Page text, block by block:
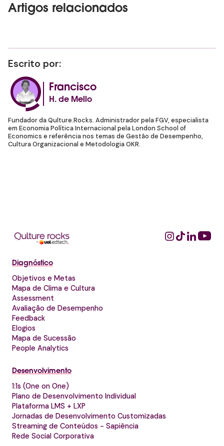
Artigos relacionados
Escrito por:
Francisco
H. de Mello
Fundador da Qulture.Rocks. Administrador pela FGV, especialista
em Economia Política Internacional pela London School of
Economics e referência nos temas de Gestão de Desempenho,
Cultura Organizacional e Metodologia OKR.
Diagnóstico
Objetivos e Metas
Mapa de Clima e Cultura
Assessment
Avaliação de Desempenho
Feedback
Elogios
Mapa de Sucessão
People Analytics
Desenvolvimento
1:1s (One on One)
Plano de Desenvolvimento Individual
Plataforma LMS + LXP
Jornadas de Desenvolvimento Customizadas
Streaming de Conteúdos - Sapiência
Rede Social Corporativa